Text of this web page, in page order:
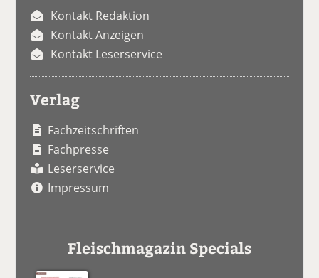
Kontakt Redaktion
Kontakt Anzeigen
Kontakt Leserservice
Verlag
Fachzeitschriften
Fachpresse
Leserservice
Impressum
Fleischmagazin Specials